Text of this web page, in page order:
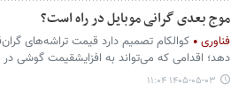
موج بعدی گرانی موبایل در راه است؟
فناوری
کوالکام تصمیم دارد قیمت تراشه‌های
دهد؛ اقدامی که می‌تواند به افزایشقیمت گوشی در
۱۴۰۵-۰۵-۰۳ ۱۱:۰۴